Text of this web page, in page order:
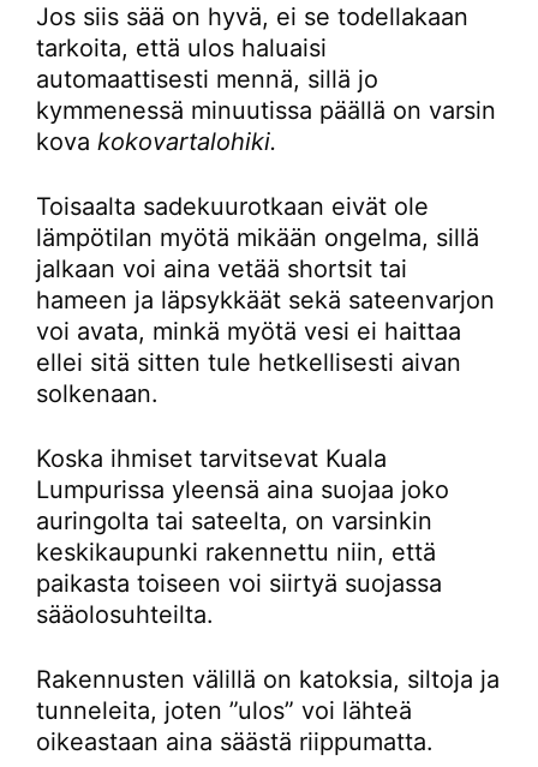
Jos siis sää on hyvä, ei se todellakaan
tarkoita, että ulos haluaisi
automaattisesti mennä, sillä jo
kymmenessä minuutissa päällä on varsin
kova kokovartalohiki.
Toisaalta sadekuurotkaan eivät ole
lämpötilan myötä mikään ongelma, sillä
jalkaan voi aina vetää shortsit tai
hameen ja läpsykkäät sekä sateenvarjon
voi avata, minkä myötä vesi ei haittaa
ellei sitä sitten tule hetkellisesti aivan
solkenaan.
Koska ihmiset tarvitsevat Kuala
Lumpurissa yleensä aina suojaa joko
auringolta tai sateelta, on varsinkin
keskikaupunki rakennettu niin, että
paikasta toiseen voi siirtyä suojassa
sääolosuhteilta.
Rakennusten välillä on katoksia, siltoja ja
tunneleita, joten ”ulos” voi lähteä
oikeastaan aina säästä riippumatta.